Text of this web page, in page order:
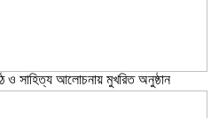
ও সাহিত্য আলোচনায় মুখরিত অনুষ্ঠান